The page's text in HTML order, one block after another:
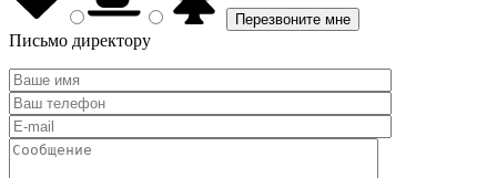
Письмо директору